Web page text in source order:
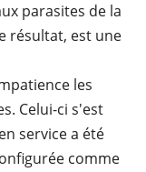
parasites de la
résultat, est une
les
Celui-ci s'est
service a été
comme